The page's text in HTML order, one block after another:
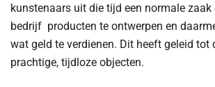
kunstenaars uit die tijd een normale zaak
bedrijf producten te ontwerpen en
wat geld te verdienen. Dit heeft geleid tot
prachtige, tijdloze objecten.